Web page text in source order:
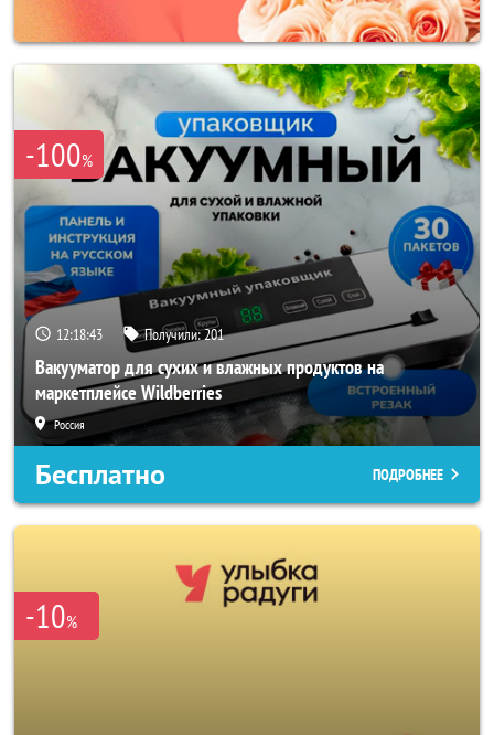
-100%
12:18:41 Получили:201
Вакууматор для сухих и влажных продуктов на
маркетплейсе Wildberries
Россия
Бесплатно ПОДРОБНЕЕ
-10%